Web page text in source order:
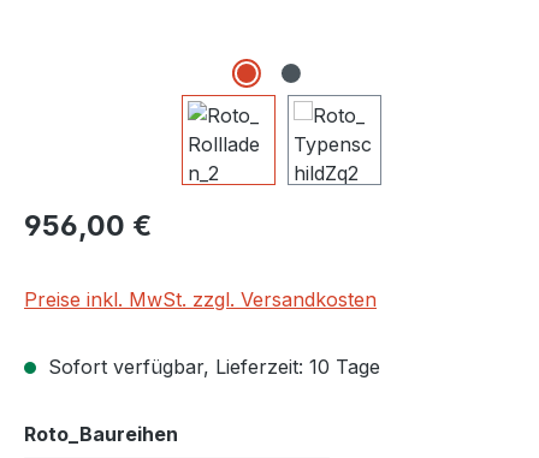
Regulärer Preis:
956,00 €
Preise inkl. MwSt. zzgl. Versandkosten
Sofort verfügbar, Lieferzeit: 10 Tage
Roto_Baureihen